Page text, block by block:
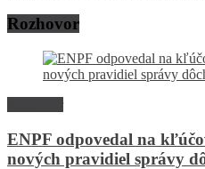
Rozhovor
ENPF odpovedal na
nových pravidiel správy